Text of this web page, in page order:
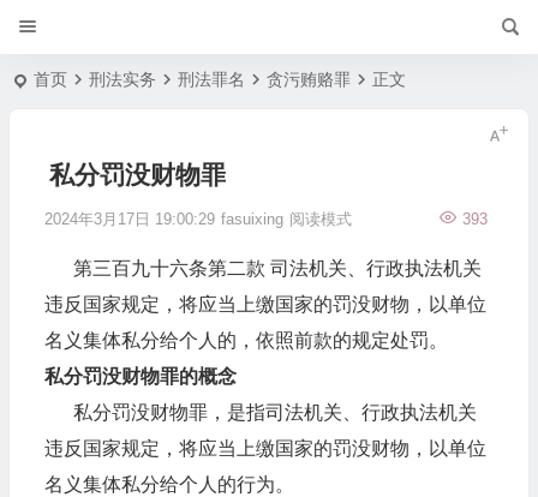
首页 刑法实务 刑法罪名 贪污贿赂罪 正文
私分罚没财物罪
2024年3月17日 19:00:29 fasuixing 393
阅读模式
第三百九十六条第二款 司法机关、行政执法机关
违反国家规定，将应当上缴国家的罚没财物，以单位
名义集体私分给个人的，依照前款的规定处罚。
私分罚没财物罪的概念
私分罚没财物罪，是指司法机关、行政执法机关
违反国家规定，将应当上缴国家的罚没财物，以单位
名义集体私分给个人的行为。